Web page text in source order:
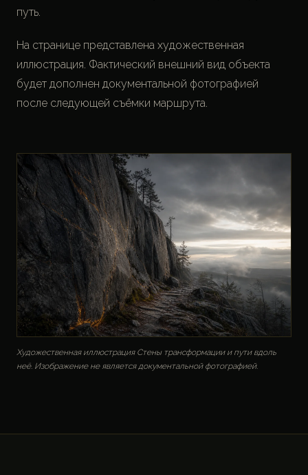
путь.
На странице представлена художественная
иллюстрация. Фактический внешний вид объекта
будет дополнен документальной фотографией
после следующей съёмки маршрута.
Художественная иллюстрация Стены трансформации и пути вдоль
неё. Изображение не является документальной фотографией.